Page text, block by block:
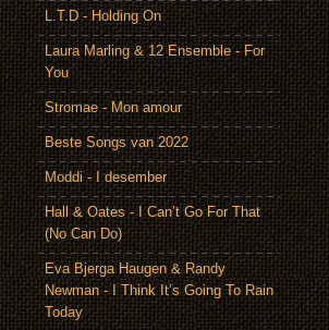
L.T.D - Holding On
Laura Marling & 12 Ensemble - For
You
Stromae - Mon amour
Beste Songs van 2022
Moddi - I desember
Hall & Oates - I Can’t Go For That
(No Can Do)
Eva Bjerga Haugen & Randy
Newman - I Think It’s Going To Rain
Today